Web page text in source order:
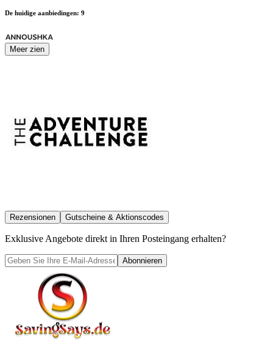
De huidige aanbiedingen: 9
Meer zien
Rezensionen Gutscheine & Aktionscodes
Exklusive Angebote direkt in Ihren Posteingang erhalten?
Abonnieren